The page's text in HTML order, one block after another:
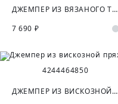
ДЖЕМПЕР ИЗ ВЯЗАНОГО ТРИКОТАЖА
7 690 ₽
4244464850
ДЖЕМПЕР ИЗ ВИСКОЗНОЙ ПРЯЖИ